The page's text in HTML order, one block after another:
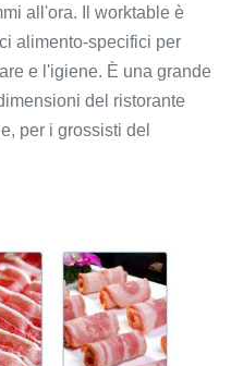
all'ora. Il worktable è
alimento-specifici per
e l'igiene. È una grande
del ristorante
per i grossisti del